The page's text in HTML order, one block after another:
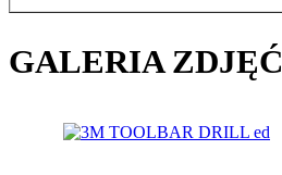
GALERIA ZDJĘĆ